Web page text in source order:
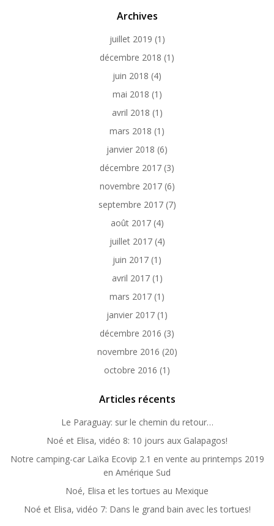
Archives
juillet 2019 (1)
décembre 2018 (1)
juin 2018 (4)
mai 2018 (1)
avril 2018 (1)
mars 2018 (1)
janvier 2018 (6)
décembre 2017 (3)
novembre 2017(6)
septembre 2017(7)
août 2017(4)
juillet 2017(4)
juin 2017 (1)
avril 2017(1)
mars 2017 (1)
janvier 2017 (1)
décembre 2016 (3)
novembre 2016 (20)
octobre 2016 (1)
Articles récents
Le Paraguay: sur le chemin du retour…
Noé et Elisa, vidéo 8: 10 jours aux Galapagos!
Notre camping-car Laïka Ecovip 2.1 en vente au printemps 2019
en Amérique Sud
Noé, Elisa et les tortues au Mexique
Noé et Elisa, vidéo 7: Dans le grand bain avec les tortues!